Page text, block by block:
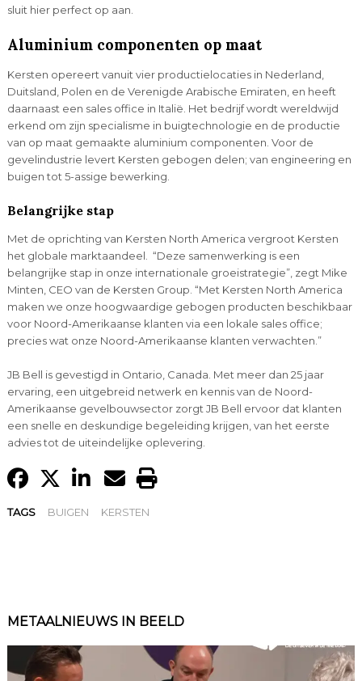
sluit hier perfect op aan.
Aluminium componenten op maat
Kersten opereert vanuit vier productielocaties in Nederland,
Duitsland, Polen en de Verenigde Arabische Emiraten, en heeft
daarnaast een sales office in Italië. Het bedrijf wordt wereldwijd
erkend om zijn specialisme in buigtechnologie en de productie
van op maat gemaakte aluminium componenten. Voor de
gevelindustrie levert Kersten gebogen delen; van engineering en
buigen tot 5-assige bewerking.
Belangrijke stap
Met de oprichting van Kersten North America vergroot Kersten
het globale marktaandeel. “Deze samenwerking is een
belangrijke stap in onze internationale groeistrategie”, zegt Mike
Minten, CEO van de Kersten Group. “Met Kersten North America
maken we onze hoogwaardige gebogen producten beschikbaar
voor Noord-Amerikaanse klanten via een lokale sales office;
precies wat onze Noord-Amerikaanse klanten verwachten.”
JB Bell is gevestigd in Ontario, Canada. Met meer dan 25 jaar
ervaring, een uitgebreid netwerk en kennis van de Noord-
Amerikaanse gevelbouwsector zorgt JB Bell ervoor dat klanten
een snelle en deskundige begeleiding krijgen, van het eerste
advies tot de uiteindelijke oplevering.
TAGS BUIGEN KERSTEN
METAALNIEUWS IN BEELD